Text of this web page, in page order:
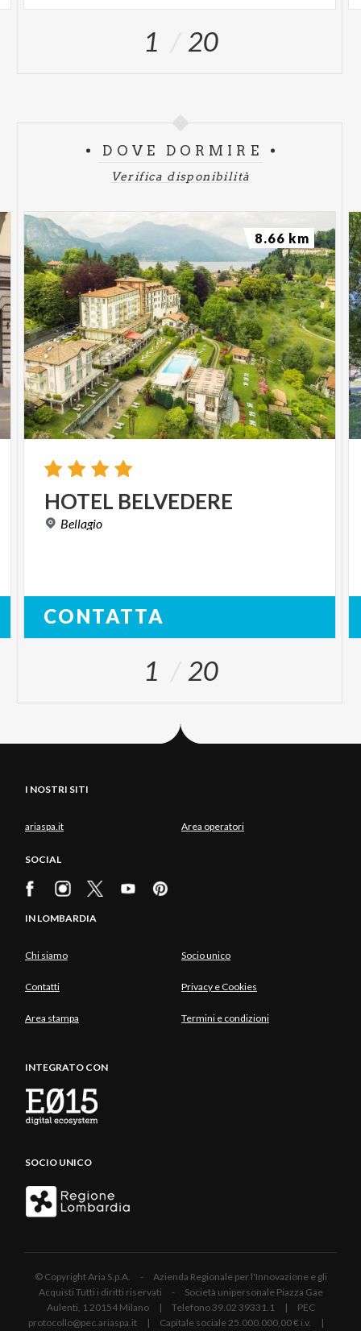
1 20
DOVE DORMIRE
Verifica disponibilità
HOTEL BELVEDERE
Bellagio
CONTATTA
8.66 km
1 20
I NOSTRI SITI
ariaspa.it Area operatori
SOCIAL
IN LOMBARDIA
Chi siamo Socio unico
Contatti Privacy e Cookies
Area stampa Termini e condizioni
INTEGRATO CON
SOCIO UNICO
© Copyright Aria S.p.A. - Azienda Regionale per l'Innovazione e gli
Acquisti Tutti i diritti riservati - Società unipersonale Piazza Gae
Aulenti, 1 20154 Milano | Telefono 39.02 39331.1 | PEC
protocollo@pec.ariaspa.it | Capitale sociale 25.000.000,00 € i.v. |